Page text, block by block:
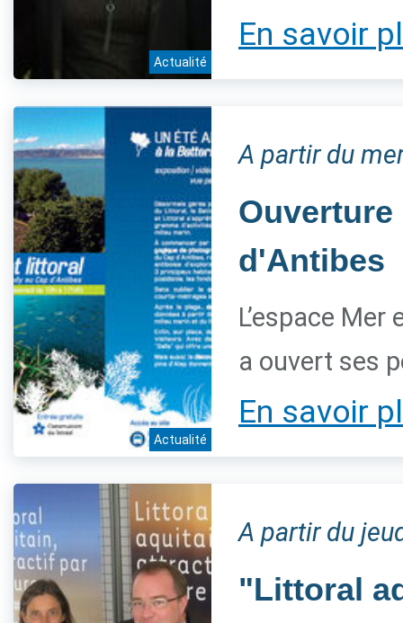
Actualité
En savoir
Actualité
A partir du
Ouverture
d'Antibes
L’espace
a ouvert ses
En savoir
A partir du
"Littoral